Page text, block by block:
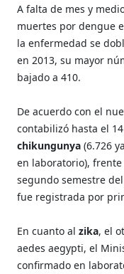
A falta de mes y
muertes por dengue
la enfermedad se
en 2013, su mayor
bajado a 410.
De acuerdo con el
contabilizó hasta el
chikungunya (6.726
en laboratorio),
segundo semestre
fue registrada por
En cuanto al zika, el
aedes aegypti, el
confirmado en